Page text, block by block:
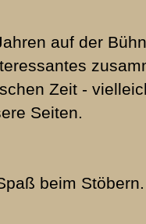
auf der
Zeit -
Seiten.
beim Stöbern.